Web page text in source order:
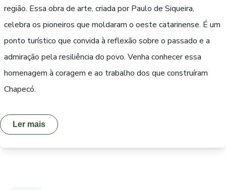
região. Essa obra de arte, criada por Paulo de Siqueira,
celebra os pioneiros que moldaram o oeste catarinense. É um
ponto turístico que convida à reflexão sobre o passado e a
admiração pela resiliência do povo. Venha conhecer essa
homenagem à coragem e ao trabalho dos que construíram
Chapecó.
Ler mais